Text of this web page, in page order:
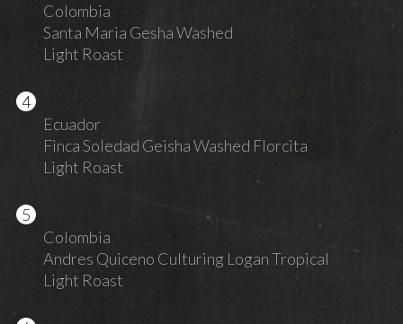
Colombia
Santa Maria Gesha Washed
Light Roast
Ecuador
Finca Soledad Geisha Washed Florcita
Light Roast
Colombia
Andres Quiceno Culturing Logan Tropical
Light Roast